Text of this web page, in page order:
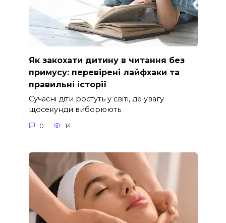
Як закохати дитину в читання без
примусу: перевірені лайфхаки та
правильні історії
Сучасні діти ростуть у світі, де увагу
щосекунди виборюють
0 14